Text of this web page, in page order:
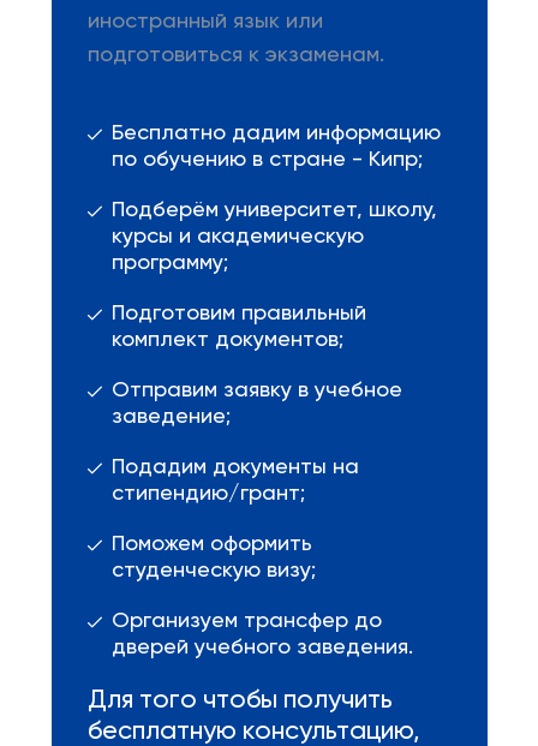
иностранный язык или
подготовиться к экзаменам.
Бесплатно дадим информацию
по обучению в стране - Кипр;
Подберём университет, школу,
курсы и академическую
программу;
Подготовим правильный
комплект документов;
Отправим заявку в учебное
заведение;
Подадим документы на
стипендию/грант;
Поможем оформить
студенческую визу;
Организуем трансфер до
дверей учебного заведения.
Для того чтобы получить
бесплатную консультацию,